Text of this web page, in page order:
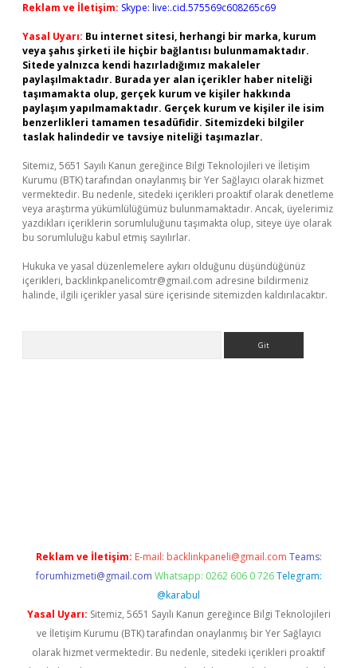
Reklam ve İletişim: Skype: live:.cid.575569c608265c69
Yasal Uyarı: Bu internet sitesi, herhangi bir marka, kurum
veya şahıs şirketi ile hiçbir bağlantısı bulunmamaktadır.
Sitede yalnızca kendi hazırladığımız makaleler
paylaşılmaktadır. Burada yer alan içerikler haber niteliği
taşımamakta olup, gerçek kurum ve kişiler hakkında
paylaşım yapılmamaktadır. Gerçek kurum ve kişiler ile isim
benzerlikleri tamamen tesadüfidir. Sitemizdeki bilgiler
taslak halindedir ve tavsiye niteliği taşımazlar.
Sitemiz, 5651 Sayılı Kanun gereğince Bilgi Teknolojileri ve İletişim
Kurumu (BTK) tarafından onaylanmış bir Yer Sağlayıcı olarak hizmet
vermektedir. Bu nedenle, sitedeki içerikleri proaktif olarak denetleme
veya araştırma yükümlülüğümüz bulunmamaktadır. Ancak, üyelerimiz
yazdıkları içeriklerin sorumluluğunu taşımakta olup, siteye üye olarak
bu sorumluluğu kabul etmiş sayılırlar.
Hukuka ve yasal düzenlemelere aykırı olduğunu düşündüğünüz
içerikleri, backlinkpanelicomtr@gmail.com adresine bildirmeniz
halinde, ilgili içerikler yasal süre içerisinde sitemizden kaldırılacaktır.
Reklam ve İletişim: E-mail: backlinkpaneli@gmail.com Teams:
forumhizmeti@gmail.com Whatsapp: 0262 606 0 726 Telegram:
@karabul
Yasal Uyarı: Sitemiz, 5651 Sayılı Kanun gereğince Bilgi Teknolojileri
ve İletişim Kurumu (BTK) tarafından onaylanmış bir Yer Sağlayıcı
olarak hizmet vermektedir. Bu nedenle, sitedeki içerikleri proaktif